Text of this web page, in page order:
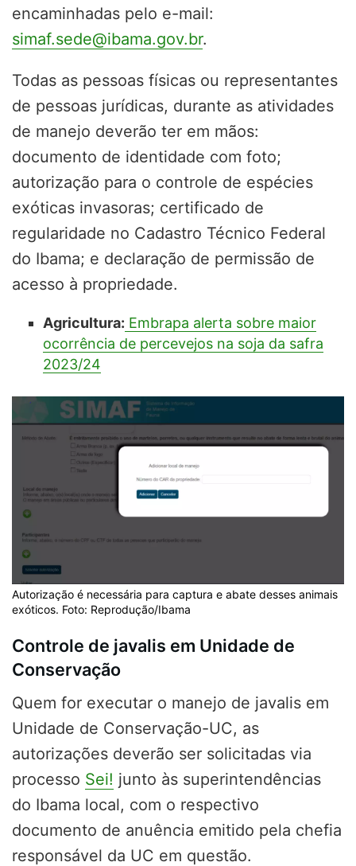
encaminhadas pelo e-mail:
simaf.sede@ibama.gov.br.
Todas as pessoas físicas ou representantes
de pessoas jurídicas, durante as atividades
de manejo deverão ter em mãos:
documento de identidade com foto;
autorização para o controle de espécies
exóticas invasoras; certificado de
regularidade no Cadastro Técnico Federal
do Ibama; e declaração de permissão de
acesso à propriedade.
Agricultura: Embrapa alerta sobre maior
ocorrência de percevejos na soja da safra
2023/24
Autorização é necessária para captura e abate desses animais
exóticos. Foto: Reprodução/Ibama
Controle de javalis em Unidade de
Conservação
Quem for executar o manejo de javalis em
Unidade de Conservação-UC, as
autorizações deverão ser solicitadas via
processo Sei! junto às superintendências
do Ibama local, com o respectivo
documento de anuência emitido pela chefia
responsável da UC em questão.